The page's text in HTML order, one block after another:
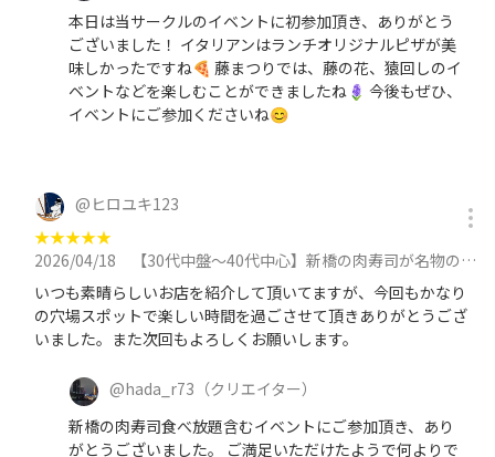
本日は当サークルのイベントに初参加頂き、ありがとう
ございました！ イタリアンはランチオリジナルピザが美
味しかったですね🍕 藤まつりでは、藤の花、猿回しのイ
ベントなどを楽しむことができましたね🪻 今後もぜひ、
イベントにご参加くださいね😊
@ ヒロユキ123
★★★★★
2026/04/18
【30代中盤〜40代中心】新橋の肉寿司が名物のお店で食べ放題飲み放題付きディナー会に参加
いつも素晴らしいお店を紹介して頂いてますが、今回もかなり
の穴場スポットで楽しい時間を過ごさせて頂きありがとうござ
いました。また次回もよろしくお願いします。
@hada_r73 （クリエイター）
新橋の肉寿司食べ放題含むイベントにご参加頂き、あり
がとうございました。 ご満足いただけたようで何よりで